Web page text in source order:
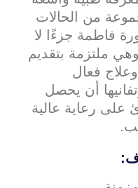
من الحالات
فاطمة جزءًا لا
ملتزمة بتقديم
فعال
أن يحصل
رعاية عالية
: